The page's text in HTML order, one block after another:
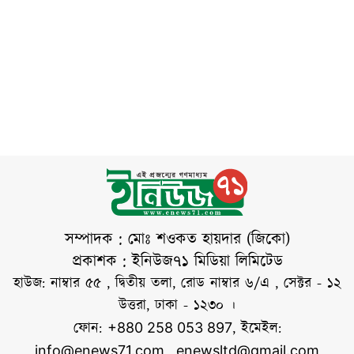
যেকোনো স্থানে সামরিক
অভিযান পরিচালনার
জন্য প্রয়োজনীয় সব
সক্ষমতা এখনো
যুক্তরাষ্ট্রের রয়েছে।
রয়টার্স তিনটি অবগত
সূত্রের বরাত দিয়ে
জানিয়েছে, যুক্তরাষ্ট্র
সম্পাদক : মোঃ শওকত হায়দার (জিকো)
প্রকাশক : ইনিউজ৭১ মিডিয়া লিমিটেড
হাউজ: নাম্বার ৫৫ , দ্বিতীয় তলা, রোড নাম্বার ৬/এ , সেক্টর - ১২
উত্তরা, ঢাকা - ১২৩০ ।
ফোন: +880 258 053 897, ইমেইল:
info@enews71.com enewsltd@gmail.com